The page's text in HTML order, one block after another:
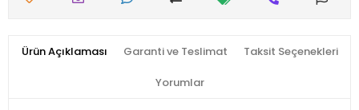
Ürün Açıklaması Garanti ve Teslimat Taksit Seçenekleri
Yorumlar